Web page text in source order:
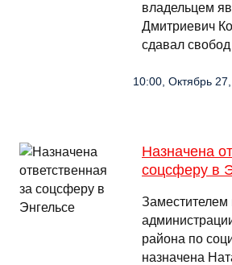
владельцем
Дмитриевич
сдавал
10:00, Октябрь
Назначена
соцсферу в
Заместителем
района по
назначена